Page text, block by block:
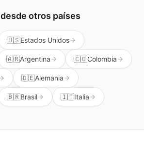
desde otros países
🇺🇸Estados Unidos
🇦🇷Argentina 🇨🇴Colombia
🇩🇪Alemania
🇧🇷Brasil 🇮🇹Italia